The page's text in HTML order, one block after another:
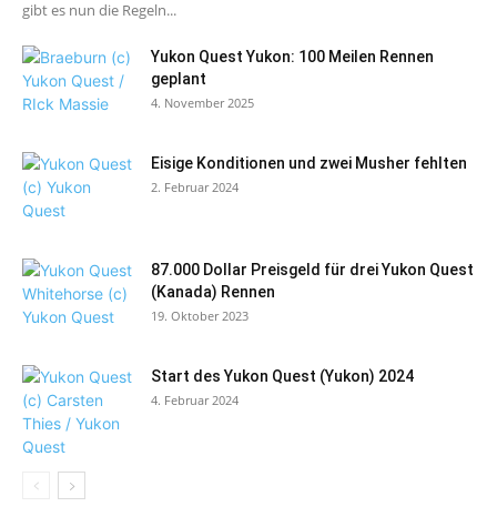
gibt es nun die Regeln...
Yukon Quest Yukon: 100 Meilen Rennen
geplant
4. November 2025
Eisige Konditionen und zwei Musher fehlten
2. Februar 2024
87.000 Dollar Preisgeld für drei Yukon Quest
(Kanada) Rennen
19. Oktober 2023
Start des Yukon Quest (Yukon) 2024
4. Februar 2024